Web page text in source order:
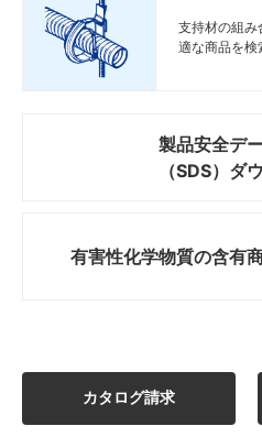
支持材の組み
適な商品を検
製品安全デ
（SDS）ダ
有害性化学物質の含有
カタログ請求